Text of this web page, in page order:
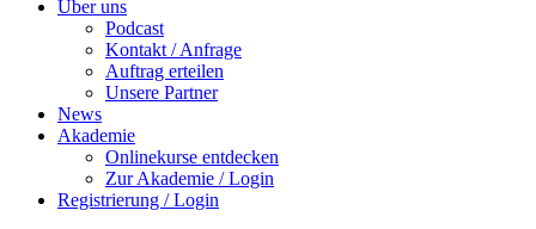
Über uns
Podcast
Kontakt / Anfrage
Auftrag erteilen
Unsere Partner
News
Akademie
Onlinekurse entdecken
Zur Akademie / Login
Registrierung / Login